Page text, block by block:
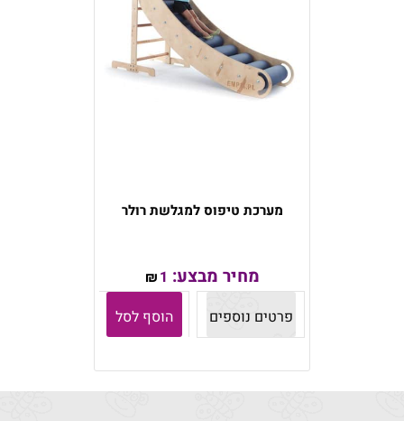
מערכת טיפוס למגלשת רולר
מחיר מבצע: ₪1
פרטים נוספים
הוסף לסל